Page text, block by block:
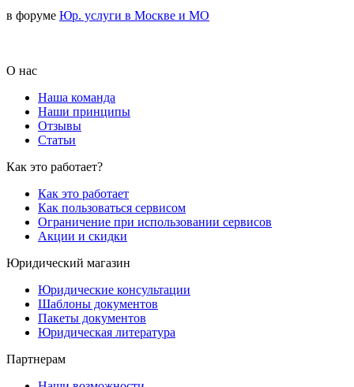
в форуме Юр. услуги в Москве и МО
О нас
Наша команда
Наши принципы
Отзывы
Статьи
Как это работает?
Как это работает
Как пользоваться сервисом
Ограничение при использовании сервисов
Акции и скидки
Юридический магазин
Юридические консультации
Шаблоны документов
Пакеты документов
Юридическая литература
Партнерам